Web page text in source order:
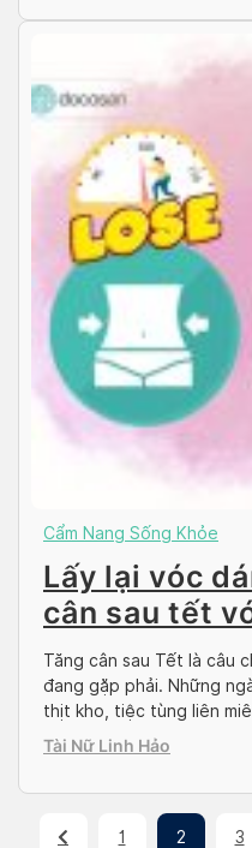
Cẩm Nang Sống Khỏe
Lấy lại vóc
cân sau tết
Tăng cân sau Tết là câu
đang gặp phải. Những
thịt kho, tiệc tùng liên
khiến cân nặng tăng
Tài Nữ Linh Hảo
1 2 3